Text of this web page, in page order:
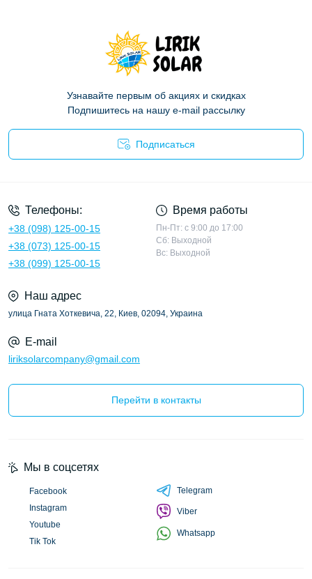
Узнавайте первым об акциях и скидках
Подпишитесь на нашу e-mail рассылку
Подписаться
Телефоны:
+38 (098) 125-00-15
+38 (073) 125-00-15
+38 (099) 125-00-15
Время работы
Пн-Пт: с 9:00 до 17:00
Сб: Выходной
Вс: Выходной
Наш адрес
улица Гната Хоткевича, 22, Киев, 02094, Украина
E-mail
liriksolarcompany@gmail.com
Перейти в контакты
Мы в соцсетях
Facebook
Instagram
Youtube
Tik Tok
Telegram
Viber
Whatsapp